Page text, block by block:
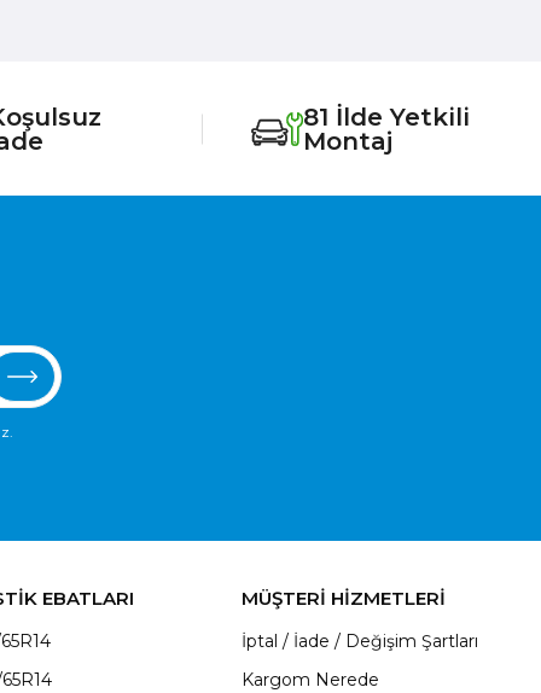
81 İlde Yetkili
Montaj
EBATLARI MÜŞTERİ HİZMETLERİ
İptal / İade / Değişim Şartları
Kargom Nerede